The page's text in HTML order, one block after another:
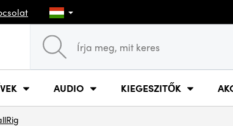
AUDIO KIEGESZITŐK